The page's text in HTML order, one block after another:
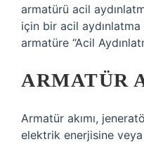
armatürü acil
için bir acil
armatüre “Acil
ARMATÜR
Armatür akımı,
elektrik enerjisine